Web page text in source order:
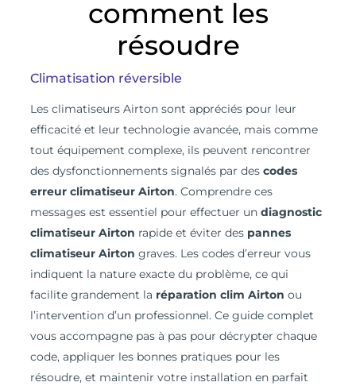
comment les
résoudre
Climatisation réversible
Les climatiseurs Airton sont appréciés pour leur
efficacité et leur technologie avancée, mais comme
tout équipement complexe, ils peuvent rencontrer
des dysfonctionnements signalés par des codes
erreur climatiseur Airton. Comprendre ces
messages est essentiel pour effectuer un diagnostic
climatiseur Airton rapide et éviter des pannes
climatiseur Airton graves. Les codes d’erreur vous
indiquent la nature exacte du problème, ce qui
facilite grandement la réparation clim Airton ou
l’intervention d’un professionnel. Ce guide complet
vous accompagne pas à pas pour décrypter chaque
code, appliquer les bonnes pratiques pour les
résoudre, et maintenir votre installation en parfait